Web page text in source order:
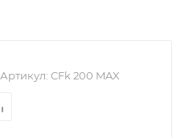
Артикул: CFk 200 MAX